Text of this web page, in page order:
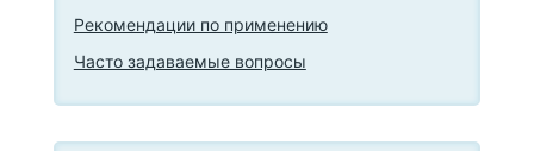
Рекомендации по применению
Часто задаваемые вопросы